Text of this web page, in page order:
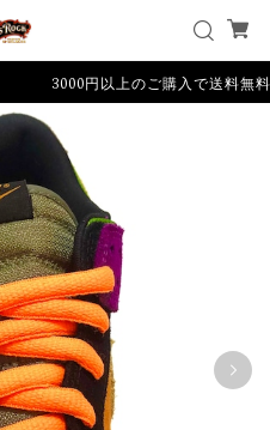
3000円以上のご購入で送料無料